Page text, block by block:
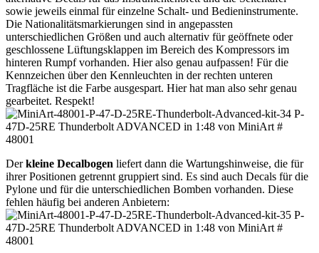
sowie jeweils einmal für einzelne Schalt- und Bedieninstrumente.
Die Nationalitätsmarkierungen sind in angepassten
unterschiedlichen Größen und auch alternativ für geöffnete oder
geschlossene Lüftungsklappen im Bereich des Kompressors im
hinteren Rumpf vorhanden. Hier also genau aufpassen! Für die
Kennzeichen über den Kennleuchten in der rechten unteren
Tragfläche ist die Farbe ausgespart. Hier hat man also sehr genau
gearbeitet. Respekt!
Derkleine Decalbogen liefert dann die Wartungshinweise, die für
ihrer Positionen getrennt gruppiert sind. Es sind auch Decals für die
Pylone und für die unterschiedlichen Bomben vorhanden. Diese
fehlen häufig bei anderen Anbietern: